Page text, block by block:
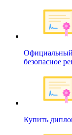
Официальный
безопасное
Купить